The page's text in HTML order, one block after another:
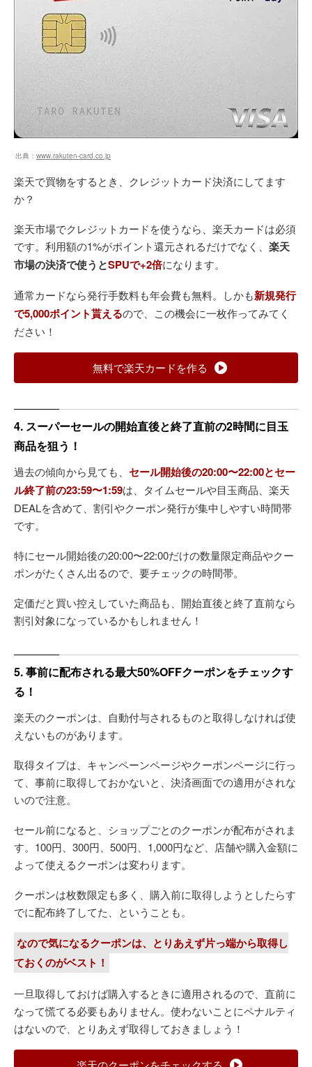
出典： www.rakuten-card.co.jp
楽天で買物をするとき、クレジットカード決済にしてます
か？
楽天市場でクレジットカードを使うなら、楽天カードは必須
です。利用額の1%がポイント還元されるだけでなく、 楽天
市場の決済で使うとSPUで+2倍になります。
通常カードなら発行手数料も年会費も無料。しかも新規発行
で5,000ポイント貰えるので、この機会に一枚作ってみてく
ださい！
無料で楽天カードを作る
4. スーパーセールの開始直後と終了直前の2時間に目玉
商品を狙う！
過去の傾向から見ても、 セール開始後の20:00〜22:00とセー
ル終了前の23:59〜1:59は、タイムセールや目玉商品、楽天
DEALを含めて、割引やクーポン発行が集中しやすい時間帯
です。
特にセール開始後の20:00〜22:00だけの数量限定商品やクー
ポンがたくさん出るので、要チェックの時間帯。
定価だと買い控えしていた商品も、開始直後と終了直前なら
割引対象になっているかもしれません！
5. 事前に配布される最大50%OFFクーポンをチェックす
る！
楽天のクーポンは、自動付与されるものと取得しなければ使
えないものがあります。
取得タイプは、キャンペーンページやクーポンページに行っ
て、事前に取得しておかないと、決済画面での適用がされな
いので注意。
セール前になると、ショップごとのクーポンが配布がされま
す。100円、300円、500円、1,000円など、店舗や購入金額に
よって使えるクーポンは変わります。
クーポンは枚数限定も多く、購入前に取得しようとしたらす
でに配布終了してた、ということも。
なので気になるクーポンは、とりあえず片っ端から取得し
ておくのがベスト！
一旦取得しておけば購入するときに適用されるので、直前に
なって慌てる必要もありません。使わないことにペナルティ
はないので、とりあえず取得しておきましょう！